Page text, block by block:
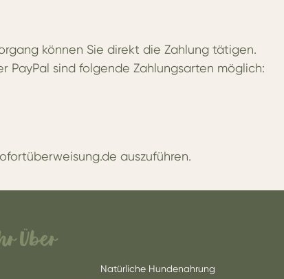
können Sie direkt die Zahlung tätigen.
PayPal sind folgende Zahlungsarten möglich:
auszuführen.
Über
Natürliche Hundenahrung